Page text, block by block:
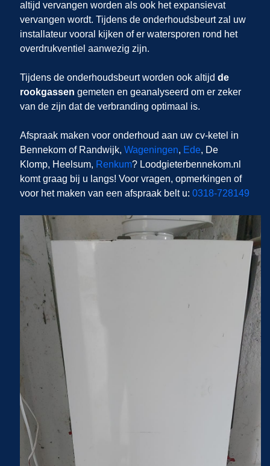
altijd vervangen worden als ook het expansievat
vervangen wordt. Tijdens de onderhoudsbeurt zal uw
installateur vooral kijken of er watersporen rond het
overdrukventiel aanwezig zijn.
Tijdens de onderhoudsbeurt worden ook altijd de
rookgassen gemeten en geanalyseerd om er zeker
van de zijn dat de verbranding optimaal is.
Afspraak maken voor onderhoud aan uw cv-ketel in
Bennekom of Randwijk, Wageningen, Ede, De
Klomp, Heelsum, Renkum? Loodgieterbennekom.nl
komt graag bij u langs! Voor vragen, opmerkingen of
voor het maken van een afspraak belt u: 0318-728149